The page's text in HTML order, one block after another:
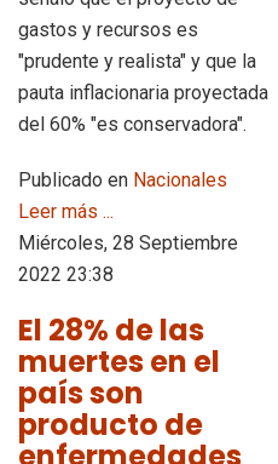
gastos y recursos es
"prudente y realista" y que la
pauta inflacionaria proyectada
del 60% "es conservadora".
Publicado en Nacionales
Leer más ...
Miércoles, 28 Septiembre
2022 23:38
El 28% de las
muertes en el
país son
producto de
enfermedades